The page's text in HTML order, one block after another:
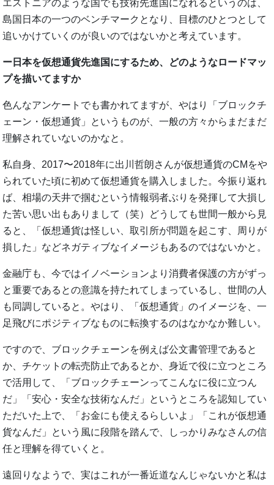
エストニアのような国でも技術先進国になれるというのは、
島国日本の一つのベンチマークとなり、目標のひとつとして
追いかけていくのが良いのではないかと考えています。
ー日本を仮想通貨先進国にするため、どのようなロードマッ
プを描いてますか
色んなアンケートでも書かれてますが、やはり「ブロックチ
ェーン・仮想通貨」というものが、一般の方々からまだまだ
理解されていないのかなと。
私自身、2017〜2018年に出川哲朗さんが仮想通貨のCMをや
られていた頃に初めて仮想通貨を購入しました。今振り返れ
ば、相場の天井で掴むという情報弱者ぶりを発揮して大損し
た苦い思い出もありまして（笑）どうしても世間一般から見
ると、「仮想通貨は怪しい、取引所が問題を起こす、周りが
損した」などネガティブなイメージもあるのではないかと。
金融庁も、今ではイノベーションより消費者保護の方がずっ
と重要であるとの意識を持たれてしまっているし、世間の人
も同調していると。やはり、「仮想通貨」のイメージを、一
足飛びにポジティブなものに転換するのはなかなか難しい。
ですので、ブロックチェーンを例えば公文書管理であると
か、チケットの転売防止であるとか、身近で役に立つところ
で活用して、「ブロックチェーンってこんなに役に立つん
だ」「安心・安全な技術なんだ」というところを認知してい
ただいた上で、「お金にも使えるらしいよ」「これが仮想通
貨なんだ」という風に段階を踏んで、しっかりみなさんの信
任と理解を得ていくと。
遠回りなようで、実はこれが一番近道なんじゃないかと私は